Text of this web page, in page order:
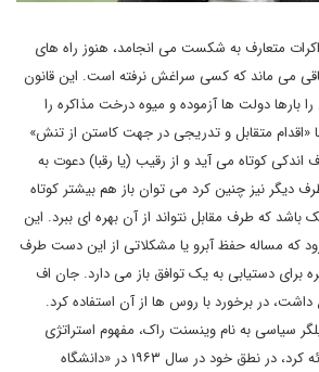
متعارف به شکست می انجامد، هنوز راه های
می ماند که کسی سراغش نرفته است. این قانون
بارها دولت ها آزموده و میوه درخت مذاکره را
«اقدام متقابل و تدریجی در جهت کاستن از تنش»
کوتاه می آید و از رقیب (یا رقبا) دعوت به
دیگر نیز چنین کرد می توان باز هم بیشتر کوتاه
باشد که طرف مقابل نتواند از آن بهره ای ببرد. این
که مساله حفظ آبرو یا مشکلاتی از این دست طرف
برای دستیابی به یک توافق باز می دارد. جان اف
در برخورد با روس ها از آن استفاده کرد.
سیاسی به نام وینسنت راک، مفهوم استراتژی
وابستگی متقابل را به او ارائه کرد، در نطق خود در سال ۱۹۶۳ در «دانشگاه